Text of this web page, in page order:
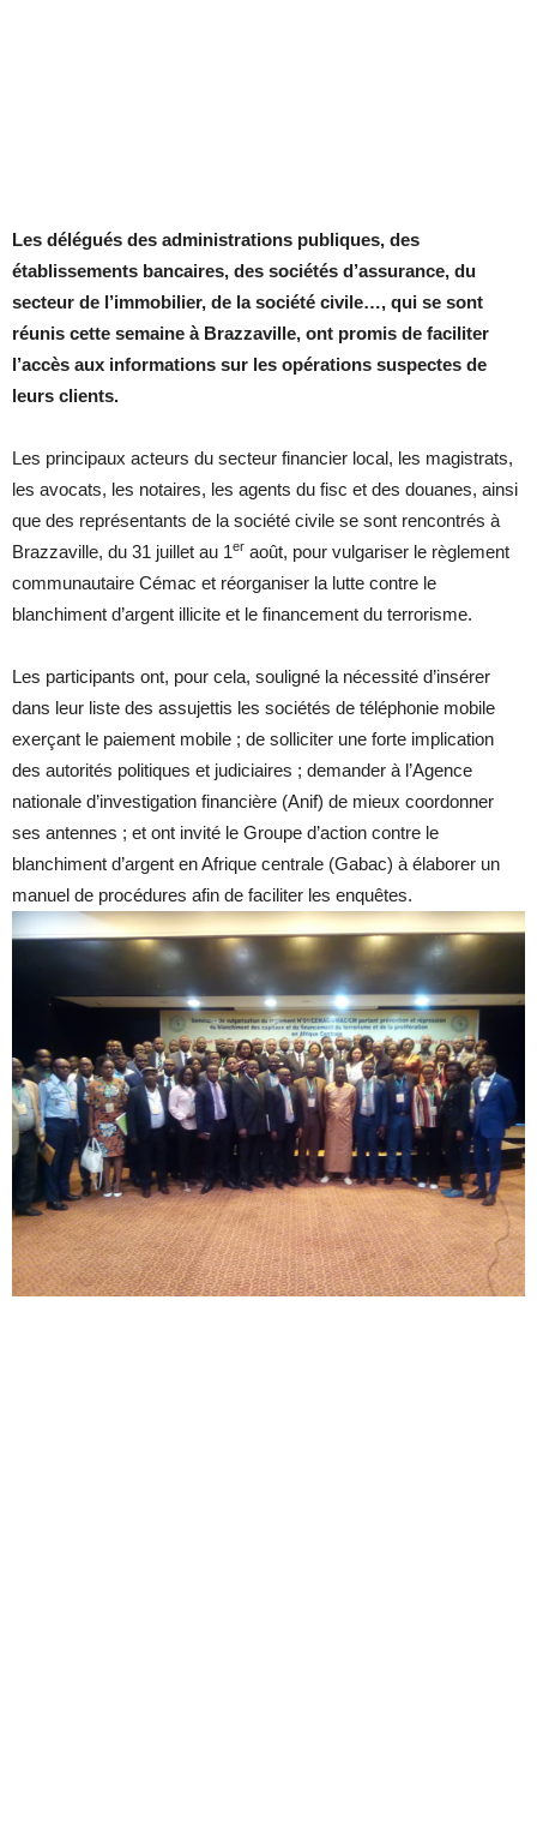
Les délégués des administrations publiques, des
établissements bancaires, des sociétés d’assurance, du
secteur de l’immobilier, de la société civile…, qui se sont
réunis cette semaine à Brazzaville, ont promis de faciliter
l’accès aux informations sur les opérations suspectes de
leurs clients.
Les principaux acteurs du secteur financier local, les magistrats,
les avocats, les notaires, les agents du fisc et des douanes, ainsi
que des représentants de la société civile se sont rencontrés à
Brazzaville, du 31 juillet au 1er août, pour vulgariser le règlement
communautaire Cémac et réorganiser la lutte contre le
blanchiment d’argent illicite et le financement du terrorisme.
Les participants ont, pour cela, souligné la nécessité d’insérer
dans leur liste des assujettis les sociétés de téléphonie mobile
exerçant le paiement mobile ; de solliciter une forte implication
des autorités politiques et judiciaires ; demander à l’Agence
nationale d’investigation financière (Anif) de mieux coordonner
ses antennes ; et ont invité le Groupe d’action contre le
blanchiment d’argent en Afrique centrale (Gabac) à élaborer un
manuel de procédures afin de faciliter les enquêtes.